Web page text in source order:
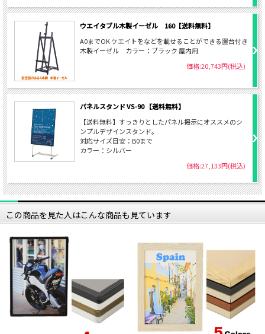
ウエイタブル木製イーゼル 160【送料無料】
A0までOK ウエイトをなどを載せることができる置台付き
木製イーゼル カラー：ブラック 屋内用
価格:20,743円(税込)
パネルスタンド VS-90 【送料無料】
【送料無料】すっきりとしたパネル掲示にオススメのシ
ンプルデザインスタンド。
対応サイズ目安：B0まで
カラー：シルバー
価格:27,133円(税込)
この商品を見た人はこんな商品も見ています